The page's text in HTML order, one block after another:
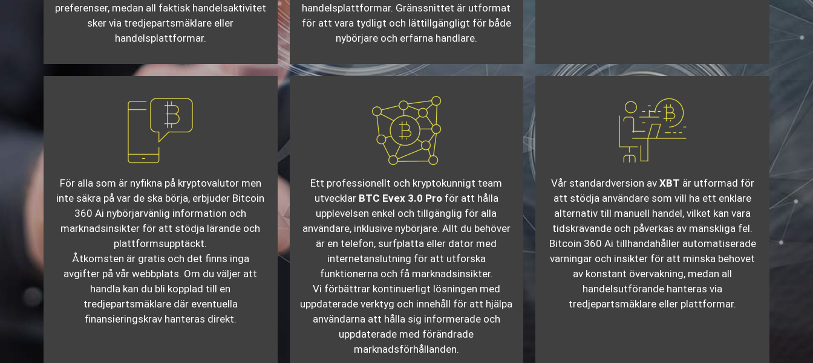
preferenser, medan all faktisk handelsaktivitet
sker via tredjepartsmäklare eller
handelsplattformar.
handelsplattformar. Gränssnittet är utformat
för att vara tydligt och lättillgängligt för både
nybörjare och erfarna handlare.
För alla som är nyfikna på kryptovalutor men
inte säkra på var de ska börja, erbjuder Bitcoin
360 Ai nybörjarvänlig information och
marknadsinsikter för att stödja lärande och
plattformsupptäckt.
Åtkomsten är gratis och det finns inga
avgifter på vår webbplats. Om du väljer att
handla kan du bli kopplad till en
tredjepartsmäklare där eventuella
finansieringskrav hanteras direkt.
Ett professionellt och kryptokunnigt team
utvecklar BTC Evex 3.0 Proför att hålla
upplevelsen enkel och tillgänglig för alla
användare, inklusive nybörjare. Allt du behöver
är en telefon, surfplatta eller dator med
internetanslutning för att utforska
funktionerna och få marknadsinsikter.
Vi förbättrar kontinuerligt lösningen med
uppdaterade verktyg och innehåll för att hjälpa
användarna att hålla sig informerade och
uppdaterade med förändrade
marknadsförhållanden.
Vår standardversion av XBT är utformad för
att stödja användare som vill ha ett enklare
alternativ till manuell handel, vilket kan vara
tidskrävande och påverkas av mänskliga fel.
Bitcoin 360 Ai tillhandahåller automatiserade
varningar och insikter för att minska behovet
av konstant övervakning, medan all
handelsutförande hanteras via
tredjepartsmäklare eller plattformar.